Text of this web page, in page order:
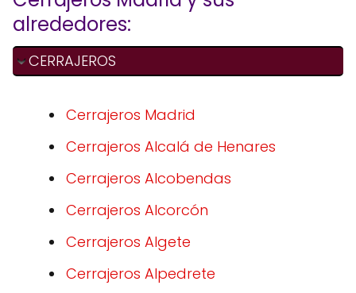
alrededores:
CERRAJEROS
Cerrajeros Madrid
Cerrajeros Alcalá de Henares
Cerrajeros Alcobendas
Cerrajeros Alcorcón
Cerrajeros Algete
Cerrajeros Alpedrete